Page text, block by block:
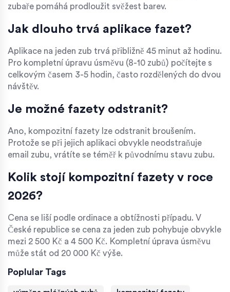
zubaře pomáhá prodloužit svěžest barev.
Jak dlouho trvá aplikace fazet?
Aplikace na jeden zub trvá přibližně 45 minut až hodinu.
Pro kompletní úpravu úsměvu (8-10 zubů) počítejte s
celkovým časem 3-5 hodin, často rozdělených do dvou
návštěv.
Je možné fazety odstranit?
Ano, kompozitní fazety lze odstranit broušením.
Protože se při jejich aplikaci obvykle neodstraňuje
email zubu, vrátíte se téměř k původnímu stavu zubu.
Kolik stojí kompozitní fazety v roce
2026?
Cena se liší podle ordinace a obtížnosti případu. V
České republice se cena za jeden zub pohybuje obvykle
mezi 2 500 Kč a 4 500 Kč. Kompletní úprava úsměvu
může stát od 20 000 Kč výše.
Poplular Tags